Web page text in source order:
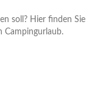
soll? Hier finden Sie
Campingurlaub.